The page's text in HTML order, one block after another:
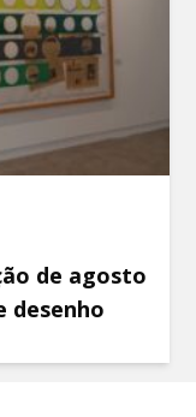
de agosto
desenho